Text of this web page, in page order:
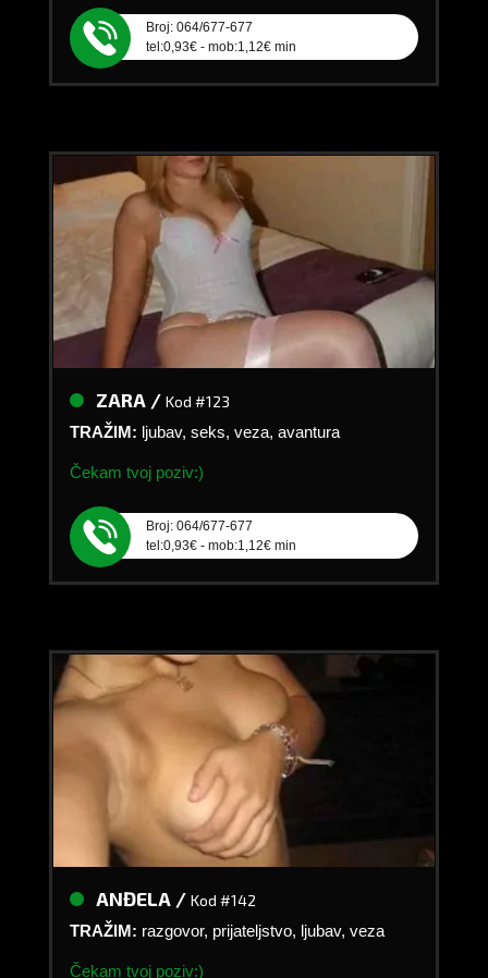
Broj: 064/677-677
tel:0,93€ - mob:1,12€ min
ZARA / Kod #123
TRAŽIM: ljubav, seks, veza, avantura
Čekam tvoj poziv:)
Broj: 064/677-677
tel:0,93€ - mob:1,12€ min
ANĐELA / Kod #142
TRAŽIM: razgovor, prijateljstvo, ljubav, veza
Čekam tvoj poziv:)